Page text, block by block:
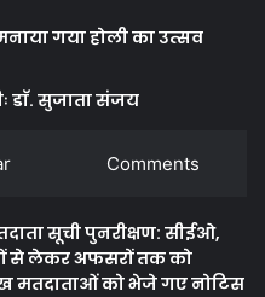
गया होली का उत्सव
डाॅ. सुजाता संजय
Comments
सूची पुनरीक्षण: सीईओ,
से लेकर अफसरों तक को
मतदाताओं को भेजे गए नोटिस